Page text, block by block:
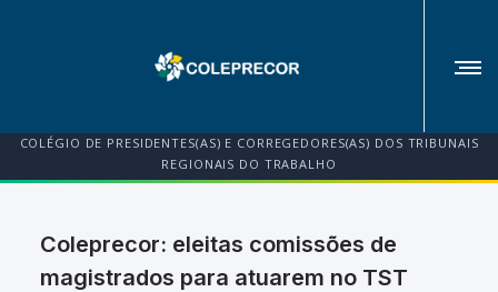
COLÉGIO DE PRESIDENTES(AS) E CORREGEDORES(AS) DOS TRIBUNAIS
REGIONAIS DO TRABALHO
Coleprecor: eleitas comissões de
magistrados para atuarem no TST